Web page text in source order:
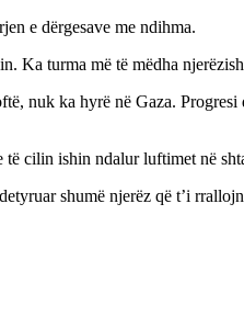
e dërgesave me ndihma.
Ka turma më të mëdha
ka hyrë në Gaza. Progresi
cilin ishin ndalur luftimet në
shumë njerëz që t’i